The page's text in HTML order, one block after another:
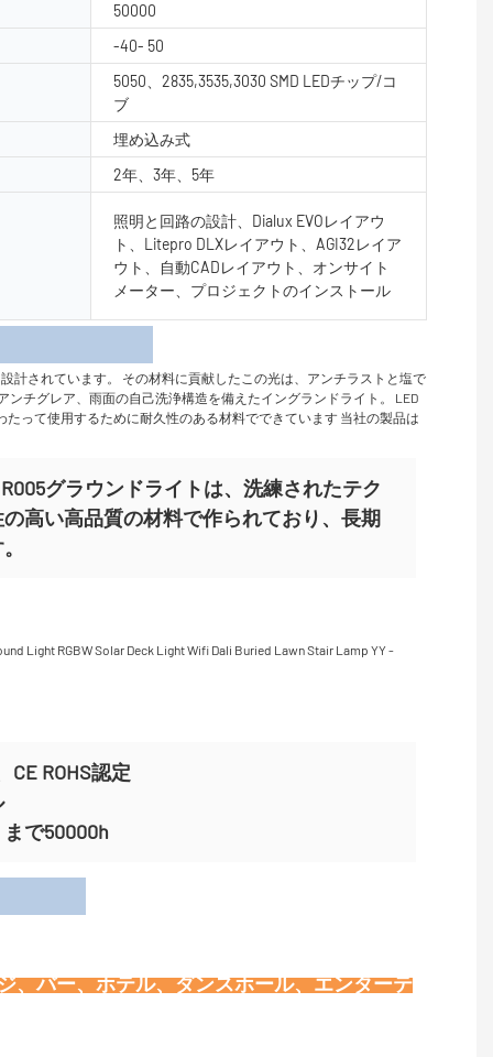
50000
-40- 50
5050、2835,3535,3030 SMD LEDチップ/コ
ブ
埋め込み式
2年、3年、5年
照明と回路の設計、Dialux EVOレイアウ
ト、Litepro DLXレイアウト、AGI32レイア
ウト、自動CADレイアウト、オンサイト
メーター、プロジェクトのインストール
計されています。 その材料に貢献したこの光は、アンチラストと塩で
チグレア、雨面の自己洗浄構造を備えたイングランドライト。 LED
って使用するために耐久性のある材料でできています 当社の製品は
グラウンドライトは、洗練されたテク
高い高品質の材料で作られており、長期
ROHS認定
で50000h
、バー、ホテル、ダンスホール、エンターテ